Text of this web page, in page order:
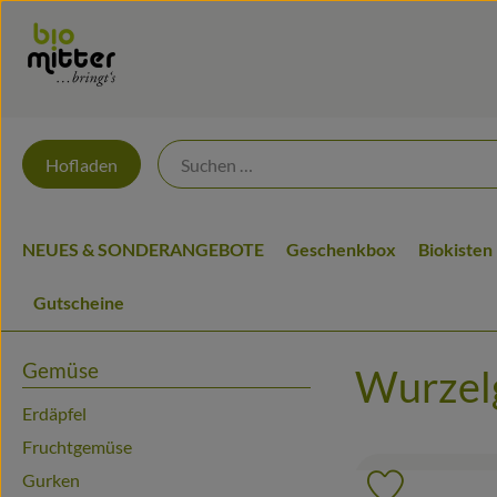
Hofladen
NEUES & SONDERANGEBOTE Geschenkbox Biokisten
Gutscheine
Gemüse
Erdäpfel
Fruchtgemüse
Gurken